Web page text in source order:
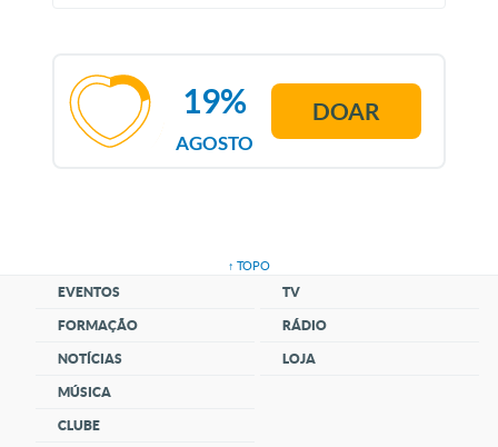
AGOSTO
19% DOAR
↑ TOPO
EVENTOS
FORMAÇÃO
NOTÍCIAS
MÚSICA
CLUBE
TV
RÁDIO
LOJA